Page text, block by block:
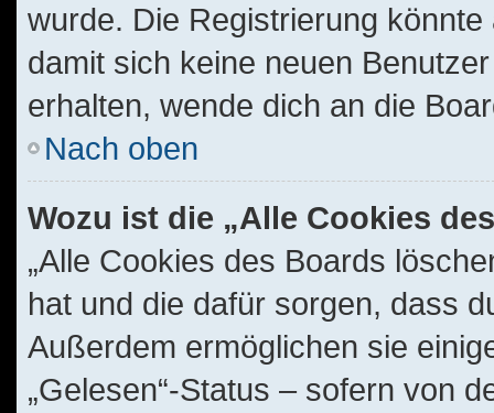
wurde. Die Registrierung
damit sich keine neuen
erhalten, wende dich an die
Nach oben
Wozu ist die „Alle Cookies
„Alle Cookies des Boards
hat und die dafür sorgen, dass
Außerdem ermöglichen sie
„Gelesen“-Status – sofern von